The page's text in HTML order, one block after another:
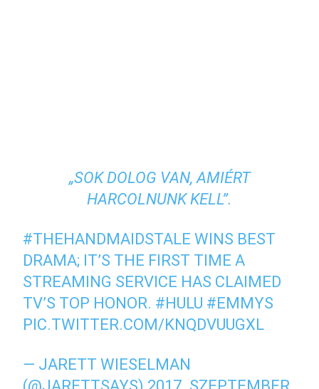
„SOK DOLOG VAN, AMIÉRT
HARCOLNUNK KELL”.
#THEHANDMAIDSTALE WINS BEST
DRAMA; IT’S THE FIRST TIME A
STREAMING SERVICE HAS CLAIMED
TV’S TOP HONOR. #HULU #EMMYS
PIC.TWITTER.COM/KNQDVUUGXL
— JARETT WIESELMAN
(@JARETTSAYS) 2017. SZEPTEMBER